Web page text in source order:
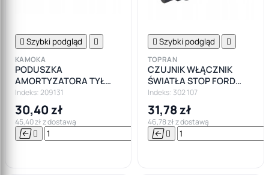
 Szybki podgląd 
KAMOKA
PODUSZKA
AMORTYZATORA TYŁ
FORD FIESTA V FUSION
Indeks: 209131
30,40 zł
45,40 zł z dostawą
  

 Szybki podgląd 
TOPRAN
CZUJNIK WŁĄCZNIK
ŚWIATŁA STOP FORD
FOCUS MONDEO
Indeks: 302 107
31,78 zł
46,78 zł z dostawą
 